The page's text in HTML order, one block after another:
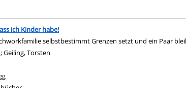
ich Kinder habe!
selbstbestimmt Grenzen setzt und ein Paar
;Geiling, Torsten